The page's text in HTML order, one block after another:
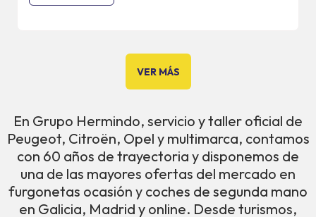
VER MÁS
En Grupo Hermindo, servicio y taller oficial de
Peugeot, Citroën, Opel y multimarca, contamos
con 60 años de trayectoria y disponemos de
una de las mayores ofertas del mercado en
furgonetas ocasión y coches de segunda mano
en Galicia, Madrid y online. Desde turismos,